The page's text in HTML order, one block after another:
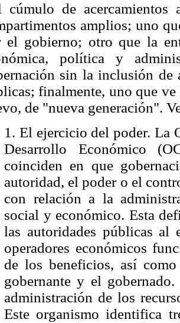
cúmulo de
amplios; uno
el gobierno; otro que la
política y
sin la inclusión de
finalmente, uno que
de "nueva generación".
1. El ejercicio del poder. La
Desarrollo Económico
coinciden en que
autoridad, el poder o el
con relación a la
social y económico. Esta
las autoridades públicas al
operadores económicos
de los beneficios, así
gobernante y el
administración de los
Este organismo identifica